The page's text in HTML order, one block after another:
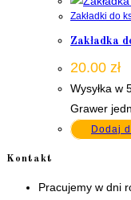
Zakładki do
Zakładka
20.00 zł
Wysyłka w
Grawer
Dodaj
Kontakt
Pracujemy w dni